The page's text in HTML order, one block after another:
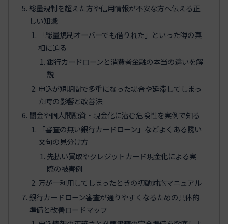
総量規制を超えた方や信用情報が不安な方へ伝える正
しい知識
「総量規制オーバーでも借りれた」といった噂の真
相に迫る
銀行カードローンと消費者金融の本当の違いを解
説
申込が短期間で多重になった場合や延滞してしまっ
た時の影響と改善法
闇金や個人間融資・現金化に潜む危険性を実例で知る
「審査の無い銀行カードローン」などよくある誘い
文句の見分け方
先払い買取やクレジットカード現金化による実
際の被害例
万が一利用してしまったときの初動対応マニュアル
銀行カードローン審査が通りやすくなるための具体的
準備と改善ロードマップ